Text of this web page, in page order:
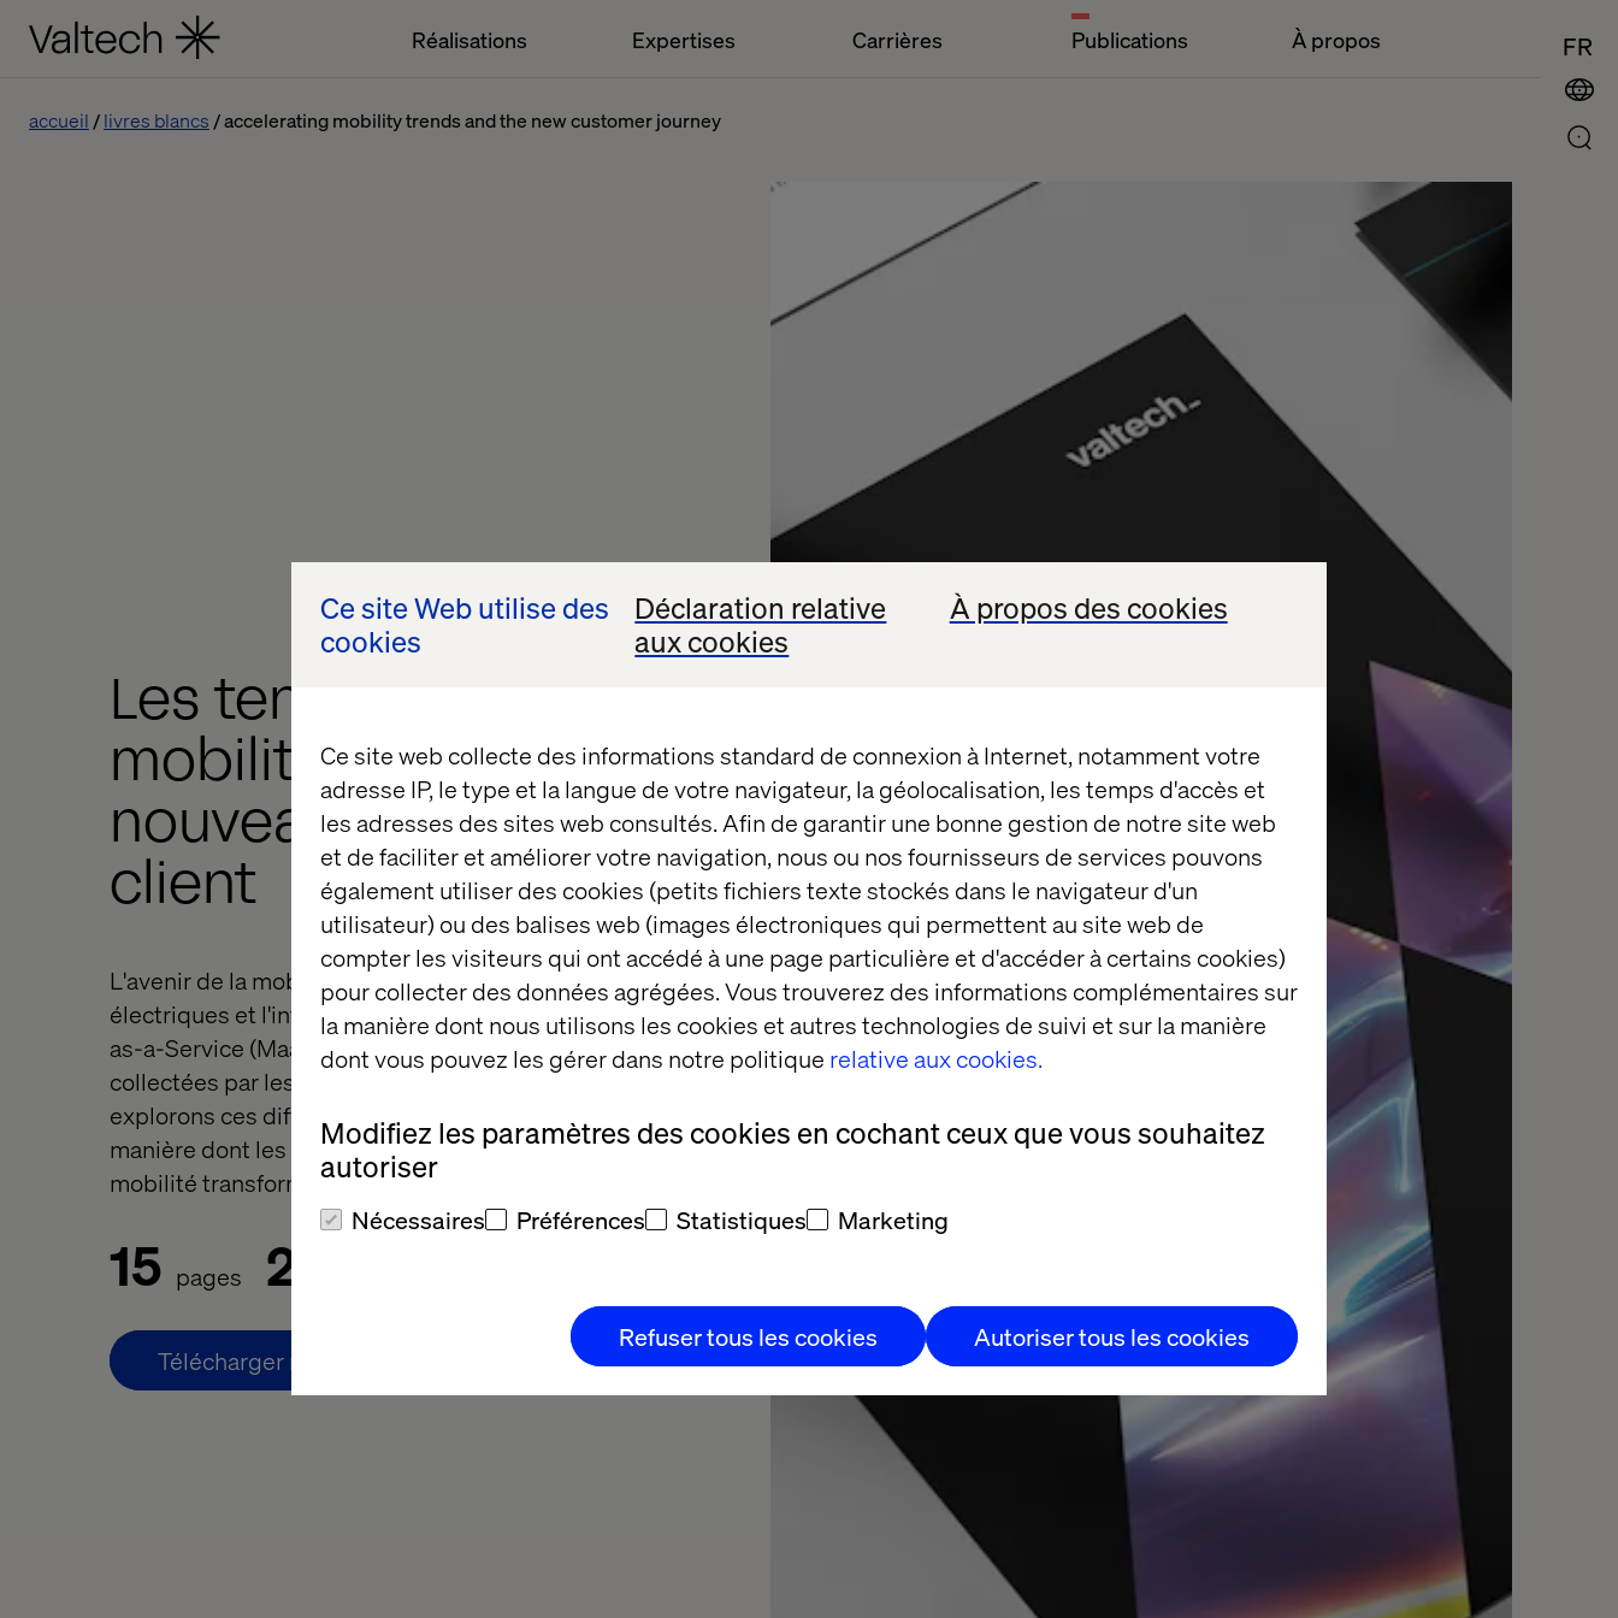
Ce site Web utilise des
cookies
Déclaration relative
aux cookies
À propos des cookies
Ce site web collecte des informations standard de connexion à Internet, notamment votre
adresse IP, le type et la langue de votre navigateur, la géolocalisation, les temps d'accès et
les adresses des sites web consultés. Afin de garantir une bonne gestion de notre site web
et de faciliter et améliorer votre navigation, nous ou nos fournisseurs de services pouvons
également utiliser des cookies (petits fichiers texte stockés dans le navigateur d'un
utilisateur) ou des balises web (images électroniques qui permettent au site web de
compter les visiteurs qui ont accédé à une page particulière et d'accéder à certains cookies)
pour collecter des données agrégées. Vous trouverez des informations complémentaires sur
la manière dont nous utilisons les cookies et autres technologies de suivi et sur la manière
dont vous pouvez les gérer dans notre politique relative aux cookies.
Modifiez les paramètres des cookies en cochant ceux que vous souhaitez
autoriser
Nécessaires Préférences Statistiques Marketing
Refuser tous les cookies Autoriser tous les cookies
Réalisations Expertises Carrières Publications À propos FR
accueil livres blancs accelerating mobility trends and the new customer journey
Les tendances de la
mobilité et les
nouveaux parcours
client
L'avenir de la mobilité sera dominé par les véhicules
électriques et l'internet des objets (IOT), le Mobility-
as-a-Service (MaaS) et la monétisation des données
collectées par les marques. Dans ce livre blanc, nous
explorons ces différentes thématiques, ainsi que la
manière dont les changements du secteur de la
mobilité transforment les relations avec les clients.
15 pages 20
Télécharger maintenant